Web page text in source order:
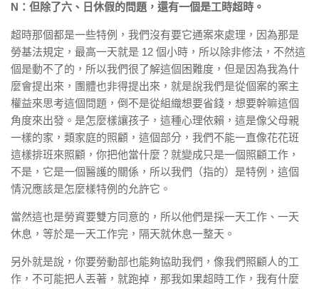
N：但除了六、日休假的問題，還有一個是工時超時。
超時那個都是一些特例，我們沒有要它通案來處理，因為那是
勞基法規定，最高一天就是 12 個小時，所以除非修法，不然這
個是動不了的，所以我們很了解這個困難度，但是因為我為什
麼會提出來，團體也非得提出來，就是說我們是從個案的案主
權益來思考這個問題，倒不是從組織想要省錢，想要幹嘛這個
角度來出發。是怎麼樣讓孩子，這種心理依賴，這是像父母親
一樣的家，類家庭的照顧，這個部分，我們不能一直像花花班
這樣排班來照顧，你把他當什麼？就變成只是一個照顧工作，
不是，它是一個醫護的關係，所以我們（指的）是特例，這個
情況應該是怎麼樣特例的允許它。
當然這也是勞資要雙方同意的，所以他們是採一天工作、一天
休息，等於是一天工作完，隔天就休息一整天。
另外就是說，你要勞動部也能夠協助我們，像我們照顧人的工
作，不可能把人丟著，就跑掉，那我如果超時工作，我有什麼